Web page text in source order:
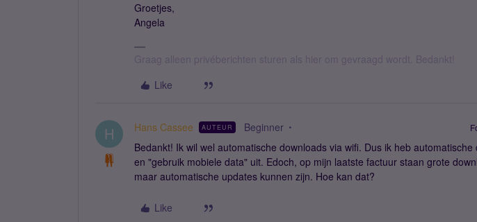
Groetjes,
Angela
Graag alleen privéberichten sturen als hier om gevraagd wordt. Bedankt!
Like
H Hans Cassee AUTEUR Beginner
Bedankt! Ik wil wel automatische downloads via wifi. Dus ik heb
en "gebruik mobiele data" uit. Edoch, op mijn laatste factuur staan grote
maar automatische updates kunnen zijn. Hoe kan dat?
Like